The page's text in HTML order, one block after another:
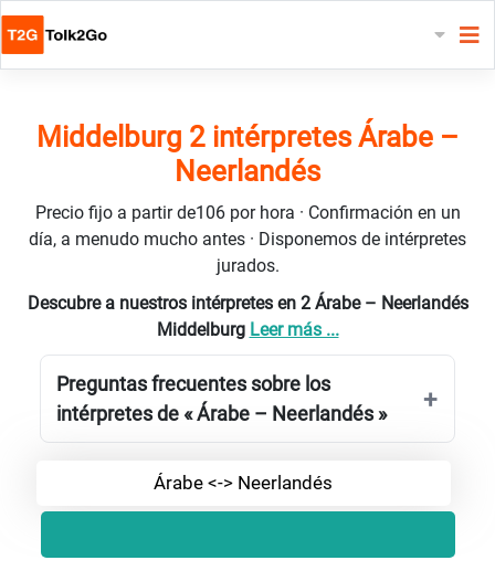
Middelburg 2 intérpretes Árabe –
Neerlandés
Precio fijo a partir de106 por hora · Confirmación en un
día, a menudo mucho antes · Disponemos de intérpretes
jurados.
Descubre a nuestros intérpretes en 2 Árabe – Neerlandés
Middelburg Leer más ...
Preguntas frecuentes sobre los
intérpretes de « Árabe – Neerlandés »
Árabe <-> Neerlandés